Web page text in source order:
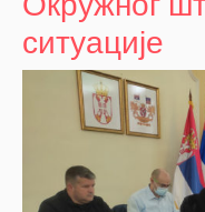
ситуације